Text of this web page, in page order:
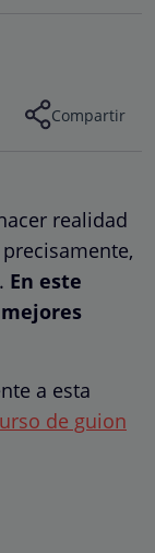
Compartir
realidad
En este
a esta
de guion